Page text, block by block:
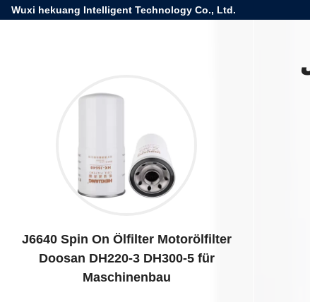
Wuxi hekuang Intelligent Technology Co., Ltd.
J6640 Spin On Ölfilter Motorölfilter
Doosan DH220-3 DH300-5 für
Maschinenbau